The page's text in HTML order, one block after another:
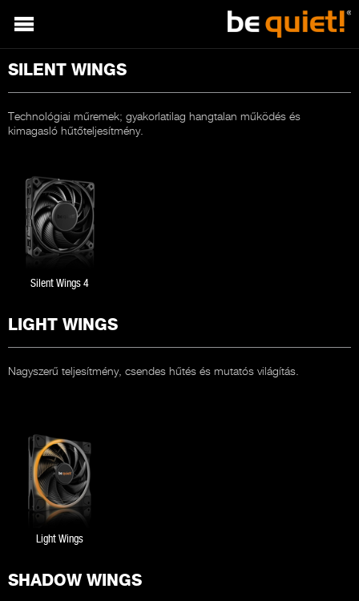
SILENT WINGS
Technológiai műremek; gyakorlatilag hangtalan működés és
kimagasló hűtőteljesítmény.
Silent Wings 4
LIGHT WINGS
Nagyszerű teljesítmény, csendes hűtés és mutatós világítás.
Light Wings
SHADOW WINGS